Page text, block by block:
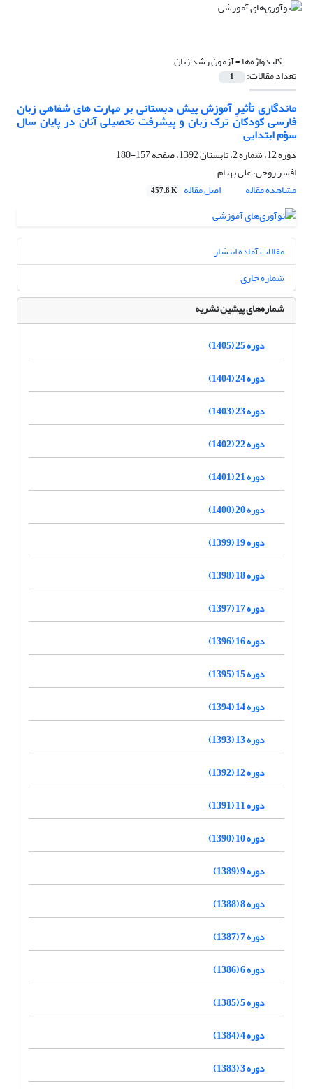
کلیدواژه‌ها =آزمون رشد زبان
تعداد مقالات: 1
ماندگاری تأثیرِ آموزش پیش دبستانی بر مهارت های شفاهی زبان
فارسی کودکان ترک زبان و پیشرفت تحصیلی آنان در پایان سال
سوّم ابتدایی
دوره 12، شماره 2، تابستان 1392، صفحه
157-180
افسر روحی، علی بهنام
مشاهده مقاله
اصل مقاله 457.8 K
مقالات آماده انتشار
شماره جاری
شماره‌های پیشین نشریه
دوره 25 (1405)
دوره 24 (1404)
دوره 23 (1403)
دوره 22 (1402)
دوره 21 (1401)
دوره 20 (1400)
دوره 19 (1399)
دوره 18 (1398)
دوره 17 (1397)
دوره 16 (1396)
دوره 15 (1395)
دوره 14 (1394)
دوره 13 (1393)
دوره 12 (1392)
دوره 11 (1391)
دوره 10 (1390)
دوره 9 (1389)
دوره 8 (1388)
دوره 7 (1387)
دوره 6 (1386)
دوره 5 (1385)
دوره 4 (1384)
دوره 3 (1383)